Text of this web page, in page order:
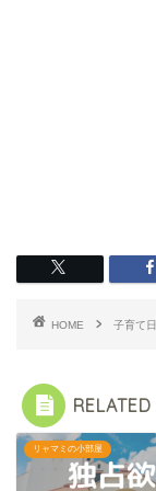
HOME 子育て
リャマミの小部屋